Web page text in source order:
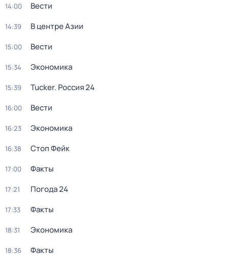
14:00 Вести
14:39 В центре Азии
15:00 Вести
15:34 Экономика
15:39 Tucker. Россия 24
16:00 Вести
16:23 Экономика
16:38 Стоп Фейк
17:00 Факты
17:21 Погода 24
17:33 Факты
18:31 Экономика
18:36 Факты